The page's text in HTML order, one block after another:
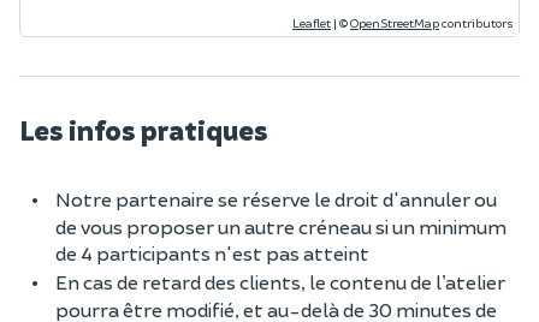
Leaflet | ©OpenStreetMapcontributors
Les infos pratiques
Notre partenaire se réserve le droit d'annuler ou
de vous proposer un autre créneau si un minimum
de 4 participants n'est pas atteint
En cas de retard des clients, le contenu de l’atelier
pourra être modifié, et au-delà de 30 minutes de